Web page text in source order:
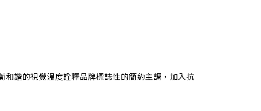
諧的視覺溫度詮釋品牌標誌性的簡約主調，加入抗